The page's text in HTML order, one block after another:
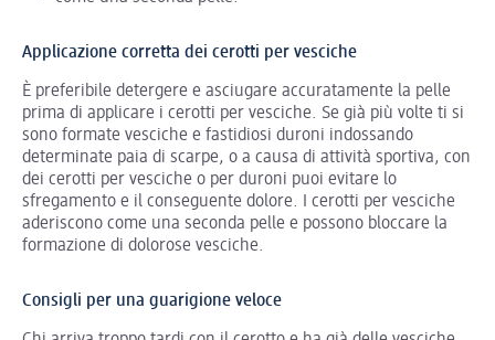
Applicazione corretta dei cerotti per vesciche
È preferibile detergere e asciugare accuratamente la pelle
prima di applicare i cerotti per vesciche. Se già più volte ti si
sono formate vesciche e fastidiosi duroni indossando
determinate paia di scarpe, o a causa di attività sportiva, con
dei cerotti per vesciche o per duroni puoi evitare lo
sfregamento e il conseguente dolore. I cerotti per vesciche
aderiscono come una seconda pelle e possono bloccare la
formazione di dolorose vesciche.
Consigli per una guarigione veloce